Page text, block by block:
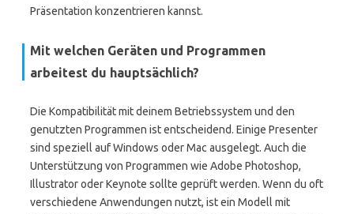
Präsentation konzentrieren kannst.
Mit welchen Geräten und Programmen
arbeitest du hauptsächlich?
Die Kompatibilität mit deinem Betriebssystem und den
genutzten Programmen ist entscheidend. Einige Presenter
sind speziell auf Windows oder Mac ausgelegt. Auch die
Unterstützung von Programmen wie Adobe Photoshop,
Illustrator oder Keynote sollte geprüft werden. Wenn du oft
verschiedene Anwendungen nutzt, ist ein Modell mit